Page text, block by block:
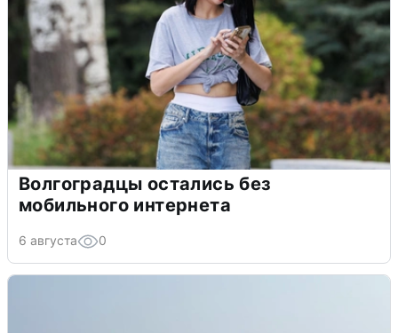
Волгоградцы остались без
мобильного интернета
6 августа 0